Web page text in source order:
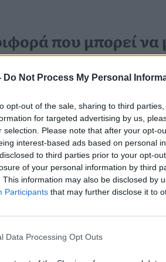
Do Not Process My Personal
opt-out of the sale, sharing to third
for targeted advertising by us,
selection. Please note that after your opt-
interest-based ads based on personal
to third parties prior to your opt-
of your personal information by third
This information may also be disclosed by
Participants that may further disclose it to
Data Processing Opt Outs
που μπορεί να
σχέση
απόσταση μπορεί να
τα πιο παραγνωρισμένα
«καλή», και γι’
ότι όλα πηγαίνουν
σημάδι